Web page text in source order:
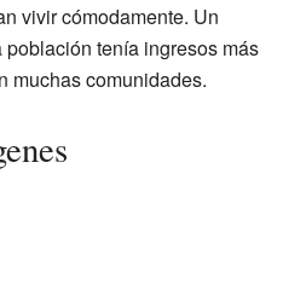
vivir cómodamente. Un
tenía ingresos más
muchas comunidades.